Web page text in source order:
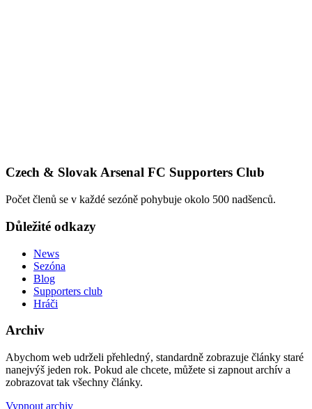
Czech & Slovak Arsenal FC Supporters Club
Počet členů se v každé sezóně pohybuje okolo 500 nadšenců.
Důležité odkazy
News
Sezóna
Blog
Supporters club
Hráči
Archiv
Abychom web udrželi přehledný, standardně zobrazuje články staré
nanejvýš jeden rok. Pokud ale chcete, můžete si zapnout archív a
zobrazovat tak všechny články.
Vypnout archiv